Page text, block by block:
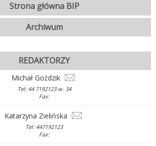
Strona główna BIP
Archiwum
REDAKTORZY
Michał Goździk
Tel: 44 7192123 w. 34
Fax:
Katarzyna Zielińska
Tel: 447192123
Fax: